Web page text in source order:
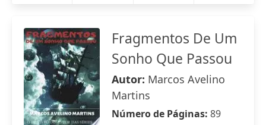
Fragmentos De Um
Sonho Que Passou
Autor: Marcos Avelino
Martins
Número de Páginas: 89